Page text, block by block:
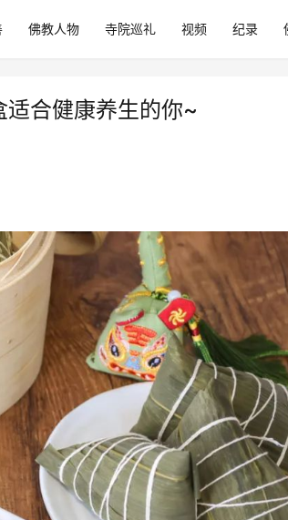
佛教人物 寺院巡礼 视频 纪录
适合健康养生的你~